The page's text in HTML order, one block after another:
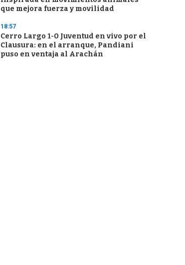
que mejora fuerza y movilidad
18:57
Cerro Largo 1-0 Juventud en vivo por el
Clausura: en el arranque, Pandiani
puso en ventaja al Arachán